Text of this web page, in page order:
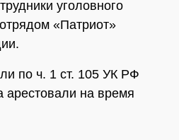
уголовного
«Патриот»
по ч. 1 ст. 105 УК РФ
арестовали на время